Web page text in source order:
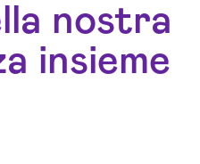
nostra
insieme